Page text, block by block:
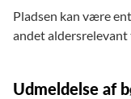
Pladsen kan være
andet aldersrelevant
Udmeldelse af